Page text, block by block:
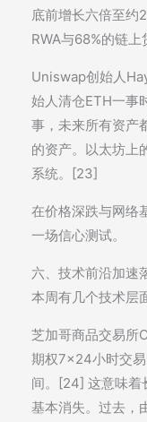
底前增长六倍至约
RWA与68%的链上
Uniswap创始人
始人清仓ETH一事
事，未来所有资产
的资产。以太坊上
系统。[23]
在价格深跌与网络
一场信心测试。
六、技术前沿加速
本周有几个技术层
芝加哥商品交易所
期权7×24小时交
间。[24] 这意味着
基本消失。过去，